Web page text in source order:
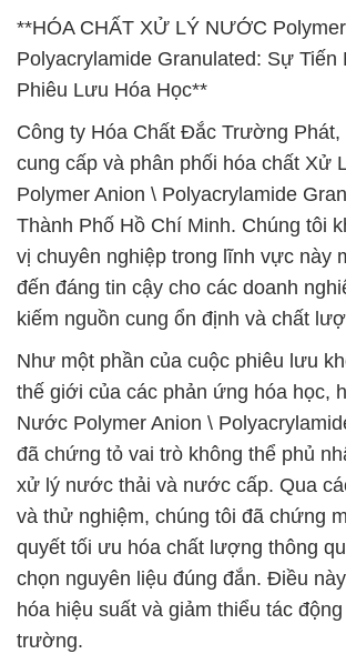
**HÓA CHẤT XỬ LÝ NƯỚC
Polyacrylamide Granulated: Sự Tiến
Phiêu Lưu Hóa Học**
Công ty Hóa Chất Đắc Trường Phát,
cung cấp và phân phối hóa chất Xử
Polymer Anion \ Polyacrylamide
Thành Phố Hồ Chí Minh. Chúng tôi
vị chuyên nghiệp trong lĩnh vực này
đến đáng tin cậy cho các doanh
kiếm nguồn cung ổn định và chất
Như một phần của cuộc phiêu lưu
thế giới của các phản ứng hóa học,
Nước Polymer Anion \
đã chứng tỏ vai trò không thể phủ
xử lý nước thải và nước cấp. Qua
và thử nghiệm, chúng tôi đã chứng
quyết tối ưu hóa chất lượng thông
chọn nguyên liệu đúng đắn. Điều
hóa hiệu suất và giảm thiểu tác
trường.